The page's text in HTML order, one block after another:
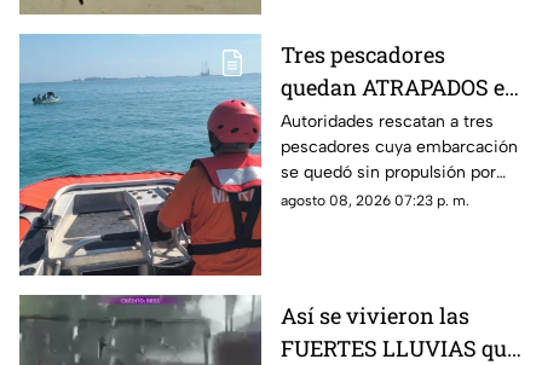
Tres pescadores
quedan ATRAPADOS en
altamar tras falla
mecánica; esto pasó al
final
Autoridades rescatan a tres
pescadores cuya embarcación
se quedó sin propulsión por
una falla mecánica cerca de la
agosto 08, 2026 07:23 p. m.
Así se vivieron las
FUERTES LLUVIAS que